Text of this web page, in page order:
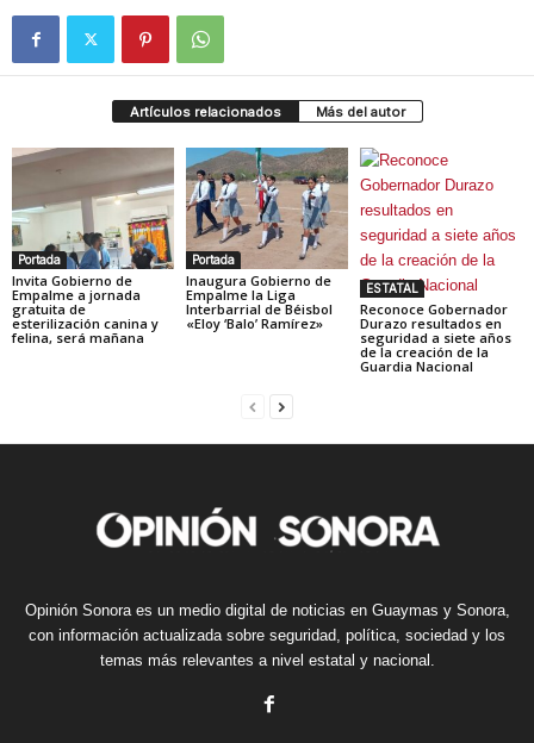
Artículos relacionados Más del autor
Portada
Invita Gobierno de
Empalme a jornada
gratuita de
esterilización canina y
felina, será mañana
Portada
Inaugura Gobierno de
Empalme la Liga
Interbarrial de Béisbol
«Eloy ‘Balo’ Ramírez»
ESTATAL
Reconoce Gobernador
Durazo resultados en
seguridad a siete años
de la creación de la
Guardia Nacional
Opinión Sonora es un medio digital de noticias en Guaymas y Sonora,
con información actualizada sobre seguridad, política, sociedad y los
temas más relevantes a nivel estatal y nacional.